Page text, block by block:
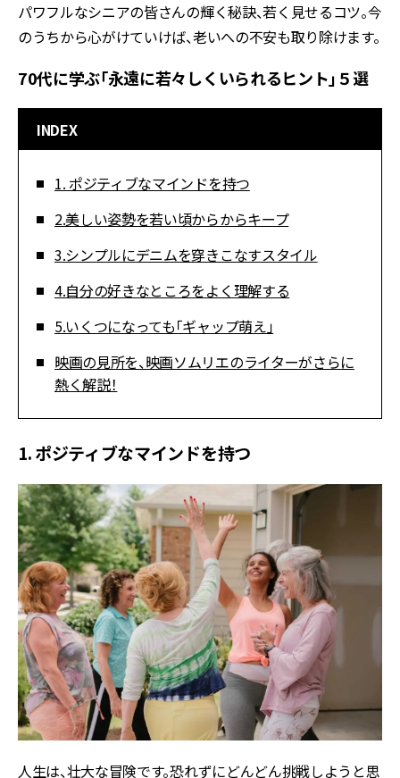
パワフルなシニアの皆さんの輝く秘訣、若く見せるコツ。今
のうちから心がけていけば、老いへの不安も取り除けます。
70代に学ぶ「永遠に若々しくいられるヒント」５選
INDEX
1. ポジティブなマインドを持つ
2.美しい姿勢を若い頃からからキープ
3.シンプルにデニムを穿きこなすスタイル
4.自分の好きなところをよく理解する
5.いくつになっても「ギャップ萌え」
映画の見所を、映画ソムリエのライターがさらに
熱く解説！
1. ポジティブなマインドを持つ
人生は、壮大な冒険です。恐れずにどんどん挑戦しようと思